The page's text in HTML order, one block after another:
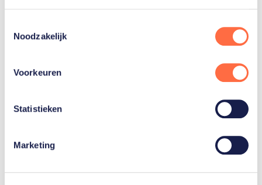
Noodzakelijk
Voorkeuren
Statistieken
Marketing